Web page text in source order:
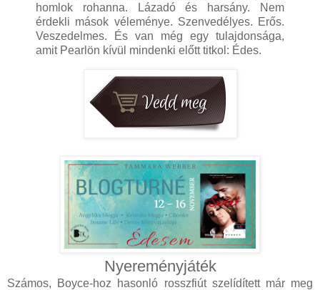
homlok rohanna. Lázadó és harsány. Nem
érdekli mások véleménye. Szenvedélyes. Erős.
Veszedelmes. És van még egy tulajdonsága,
amit Pearlön kívül mindenki előtt titkol: Édes.
Nyereményjáték
Számos, Boyce-hoz hasonló rosszfiút szelídített már meg